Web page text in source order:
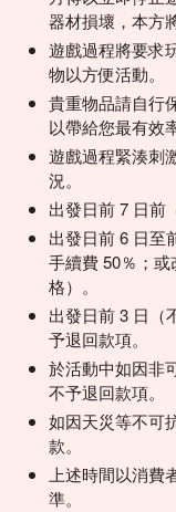
器材損壞，本方
遊戲過程將要求
物以方便活動。
貴重物品請自行
以帶給您最有效
遊戲過程緊湊刺
況。
出發日前 7 日前
出發日前 6 日至
手續費 50％；
格）。
出發日前 3 日（
予退回款項。
於活動中如因非
不予退回款項。
如因天災等不可
款。
上述時間以消費
準。